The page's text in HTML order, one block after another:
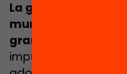
La guía propone 24
municipales
grandes líneas
impulsar y